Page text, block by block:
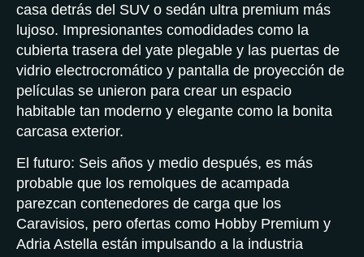
casa detrás del SUV o sedán ultra premium más
lujoso. Impresionantes comodidades como la
cubierta trasera del yate plegable y las puertas de
vidrio electrocromático y pantalla de proyección de
películas se unieron para crear un espacio
habitable tan moderno y elegante como la bonita
carcasa exterior.
El futuro: Seis años y medio después, es más
probable que los remolques de acampada
parezcan contenedores de carga que los
Caravisios, pero ofertas como Hobby Premium y
Adria Astella están impulsando a la industria